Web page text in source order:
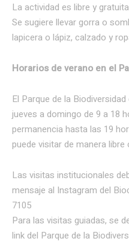
La actividad es libre y
Se sugiere llevar gorra o
lapicera o lápiz, calzado y
Horarios de verano en el
El Parque de la
jueves a domingo de 9 a 18
permanencia hasta las 19
puede visitar de manera
Las visitas institucionales
mensaje al Instagram del
7105
Para las visitas guiadas, se
link del Parque de la